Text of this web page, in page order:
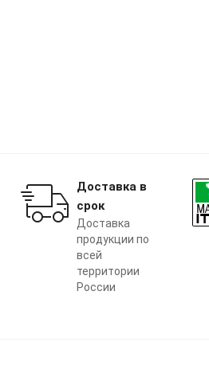
Доставка в
срок
Доставка
продукции по
всей
территории
России